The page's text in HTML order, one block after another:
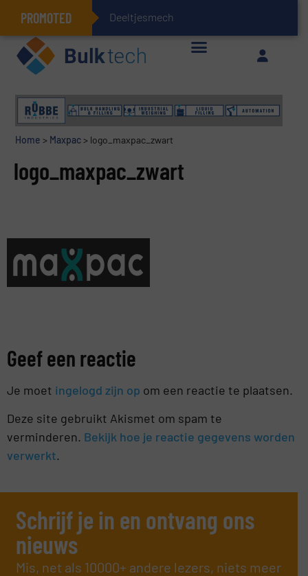
PROMOTED Deeltjesmechanica en
Home > Maxpac> logo_maxpac_zwart
logo_maxpac_zwart
Geef een reactie
Je moet ingelogd zijn op om een reactie te plaatsen.
Deze site gebruikt Akismet om spam te
verminderen. Bekijk hoe je reactie gegevens worden
verwerkt.
Schrijf je in en ontvang ons
nieuws
Mis, net als 10000+ andere lezers, niets meer